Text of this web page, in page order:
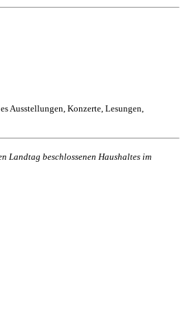
Ausstellungen, Konzerte, Lesungen,
Landtag beschlossenen Haushaltes im